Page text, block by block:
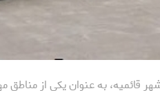
قائمیه، به عنوان یکی از